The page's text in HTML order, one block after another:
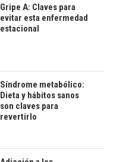
Gripe A: Claves para
evitar esta enfermedad
estacional
Síndrome metabólico:
Dieta y hábitos sanos
son claves para
revertirlo